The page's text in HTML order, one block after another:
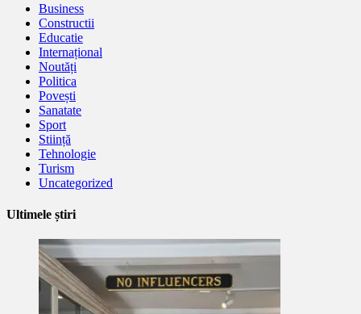
Business
Constructii
Educatie
Internațional
Noutăți
Politica
Povești
Sanatate
Sport
Stiință
Tehnologie
Turism
Uncategorized
Ultimele știri